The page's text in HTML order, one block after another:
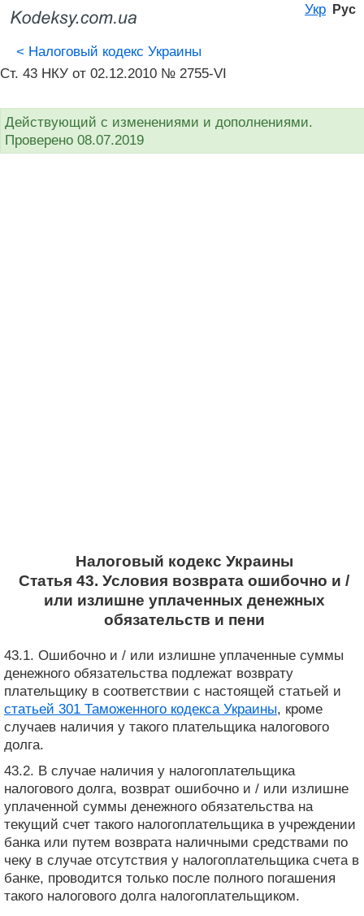
Укр Рус
< Налоговый кодекс Украины
Ст. 43 НКУ от 02.12.2010 № 2755-VI
Действующий с изменениями и дополнениями.
Проверено 08.07.2019
Налоговый кодекс Украины
Статья 43. Условия возврата ошибочно и /
или излишне уплаченных денежных
обязательств и пени
43.1. Ошибочно и / или излишне уплаченные суммы
денежного обязательства подлежат возврату
плательщику в соответствии с настоящей статьей и
статьей 301 Таможенного кодекса Украины, кроме
случаев наличия у такого плательщика налогового
долга.
43.2. В случае наличия у налогоплательщика
налогового долга, возврат ошибочно и / или излишне
уплаченной суммы денежного обязательства на
текущий счет такого налогоплательщика в учреждении
банка или путем возврата наличными средствами по
чеку в случае отсутствия у налогоплательщика счета в
банке, проводится только после полного погашения
такого налогового долга налогоплательщиком.